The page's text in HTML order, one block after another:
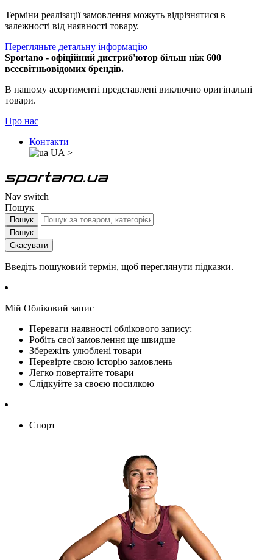
Терміни реалізації замовлення можуть відрізнятися в
залежності від наявності товару.
Перегляньте детальну інформацію
Sportano - офіційний дистриб'ютор більш ніж 600
всесвітньовідомих брендів.
В нашому асортименті представлені виключно оригінальні
товари.
Про нас
Контакти
UA >
Nav switch
Пошук
Пошук
Пошук
Скасувати
Введіть пошуковий термін, щоб переглянути підказки.
Мій Обліковий запис
Переваги наявності облікового запису:
Робіть свої замовлення ще швидше
Збережіть улюблені товари
Перевірте свою історію замовлень
Легко повертайте товари
Слідкуйте за своєю посилкою
Спорт